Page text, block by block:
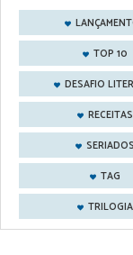
TOP 10
DESAFIO
RECEITAS
SERIADOS
TAG
TRILOGIA